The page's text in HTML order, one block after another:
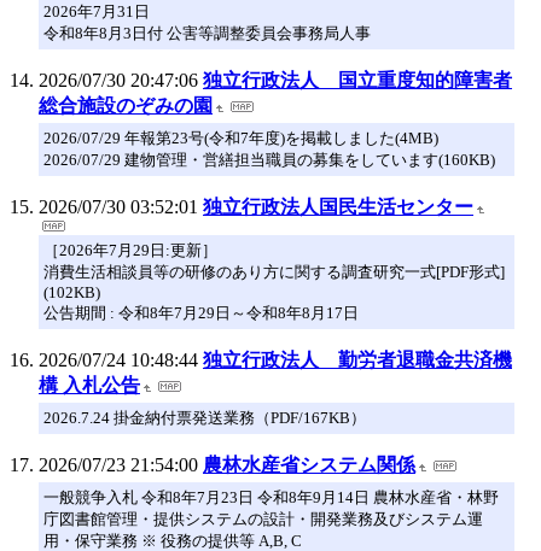
2026年7月31日
令和8年8月3日付 公害等調整委員会事務局人事
2026/07/30 20:47:06 独立行政法人 国立重度知的障害者
総合施設のぞみの園
2026/07/29 年報第23号(令和7年度)を掲載しました(4MB)
2026/07/29 建物管理・営繕担当職員の募集をしています(160KB)
2026/07/30 03:52:01 独立行政法人国民生活センター
［2026年7月29日:更新］
消費生活相談員等の研修のあり方に関する調査研究一式[PDF形式]
(102KB)
公告期間 : 令和8年7月29日～令和8年8月17日
2026/07/24 10:48:44 独立行政法人 勤労者退職金共済機
構 入札公告
2026.7.24 掛金納付票発送業務（PDF/167KB）
2026/07/23 21:54:00 農林水産省システム関係
一般競争入札 令和8年7月23日 令和8年9月14日 農林水産省・林野
庁図書館管理・提供システムの設計・開発業務及びシステム運
用・保守業務 ※ 役務の提供等 A,B, C